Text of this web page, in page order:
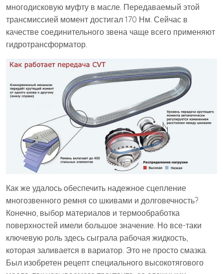
многодисковую муфту в масле. Передаваемый этой
трансмиссией момент достигал 170 Нм. Сейчас в
качестве соединительного звена чаще всего применяют
гидротрансформатор.
Как же удалось обеспечить надежное сцепление
многозвенного ремня со шкивами и долговечность?
Конечно, выбор материалов и термообработка
поверхностей имели большое значение. Но все-таки
ключевую роль здесь сыграла рабочая жидкость,
которая заливается в вариатор. Это не просто смазка.
Был изобретен рецепт специального высокотягового